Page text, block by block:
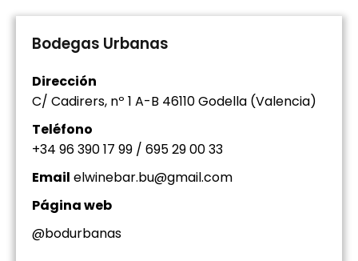
Bodegas Urbanas
Dirección
C/ Cadirers, nº 1 A-B 46110 Godella (Valencia)
Teléfono
+34 96 390 17 99 / 695 29 00 33
Email elwinebar.bu@gmail.com
Página web
@bodurbanas